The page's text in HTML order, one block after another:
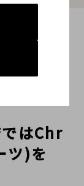
はChr
ツ)を